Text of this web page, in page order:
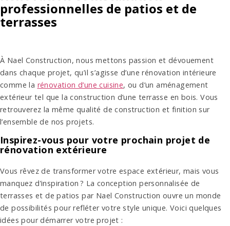
professionnelles de patios et de
terrasses
À Nael Construction, nous mettons passion et dévouement
dans chaque projet, qu’il s’agisse d’une rénovation intérieure
comme la rénovation d’une cuisine, ou d’un aménagement
extérieur tel que la construction d’une terrasse en bois. Vous
retrouverez la même qualité de construction et finition sur
l’ensemble de nos projets.
Inspirez-vous pour votre prochain projet de
rénovation extérieure
Vous rêvez de transformer votre espace extérieur, mais vous
manquez d’inspiration ? La conception personnalisée de
terrasses et de patios par Nael Construction ouvre un monde
de possibilités pour refléter votre style unique. Voici quelques
idées pour démarrer votre projet :